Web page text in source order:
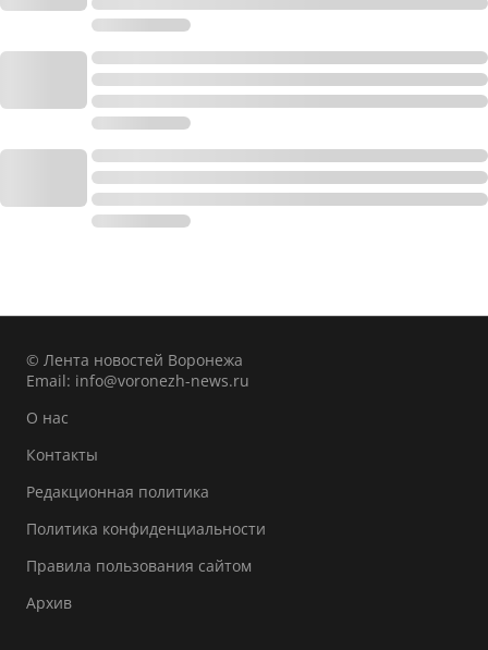
© Лента новостей Воронежа
Email: info@voronezh-news.ru
О нас
Контакты
Редакционная политика
Политика конфиденциальности
Правила пользования сайтом
Архив